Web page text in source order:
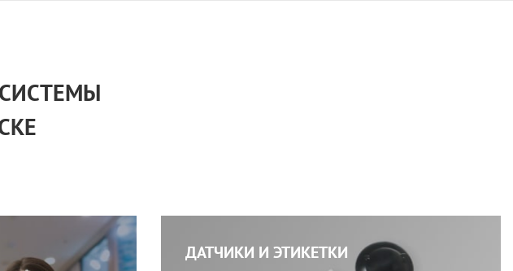
ДАТЧИКИ И ЭТИКЕТКИ